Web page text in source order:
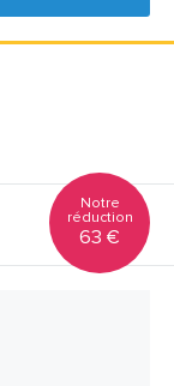
Notre
réduction
63 €